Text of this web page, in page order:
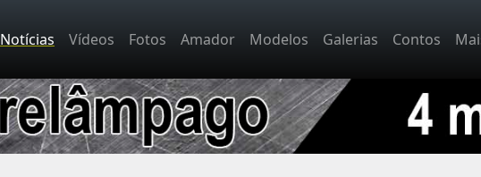
Notícias Vídeos Fotos Amador Modelos Galerias Contos